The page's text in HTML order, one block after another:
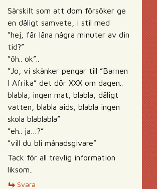
Särskilt som att dom försöker ge
en dåligt samvete, i stil med
”hej, får låna några minuter av din
tid?”
”öh.. ok”..
”Jo, vi skänker pengar till ”Barnen
I Afrika” det dör XXX om dagen..
blabla, ingen mat, blabla, dåligt
vatten, blabla aids, blabla ingen
skola blablabla”
”eh.. ja…?”
”vill du bli månadsgivare”
Tack för all trevlig information
liksom..
Svara